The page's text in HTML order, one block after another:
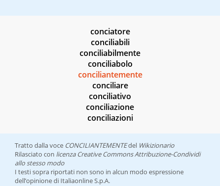
conciatore
conciliabili
conciliabilmente
conciliabolo
conciliantemente
conciliare
conciliativo
conciliazione
conciliazioni
Tratto dalla voce CONCILIANTEMENTEdel Wikizionario
Rilasciato con licenza Creative Commons Attribuzione-Condividi
allo stesso modo
I testi sopra riportati non sono in alcun modo espressione
dell’opinione di Italiaonline S.p.A.